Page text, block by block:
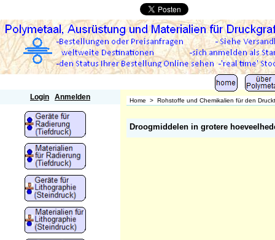
Login Anmelden Home > Rohstoffe und Chemikalien für den
Droogmiddelen in grotere